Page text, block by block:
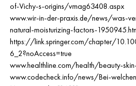
of-Vichy-s-origins/vmag63408.aspx
www.wir-in-der-praxis.de/news/was-
natural-moisturizing-factors-
https://link.springer.com/chapter/
6_2?noAccess=true
www.healthline.com/health/beauty-
www.codecheck.info/news/Bei-